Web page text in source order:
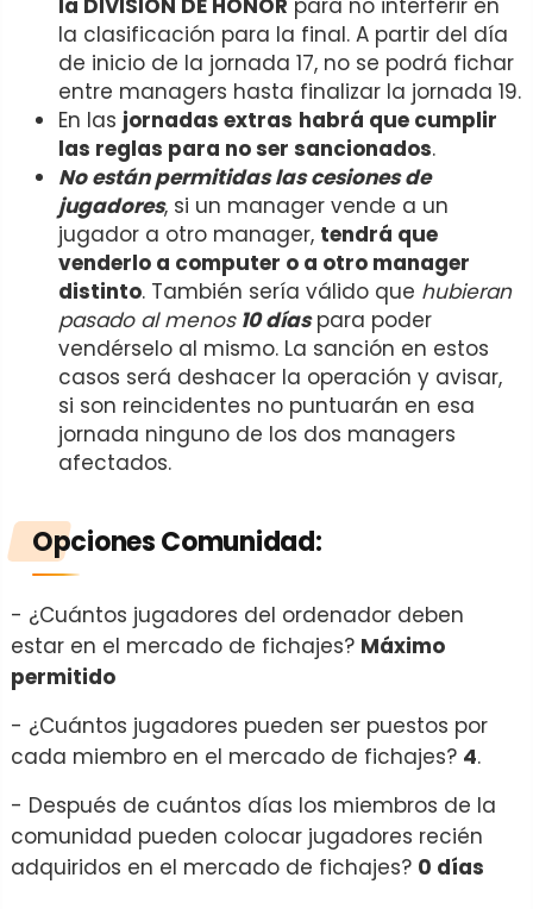
la clasificación para la final. A partir del día
de inicio de la jornada 17, no se podrá fichar
entre managers hasta finalizar la jornada 19.
En las jornadas extras habrá que cumplir
las reglas para no ser sancionados.
No están permitidas las cesiones de
jugadores, si un manager vende a un
jugador a otro manager, tendrá que
venderlo a computer o a otro manager
distinto. También sería válido que hubieran
pasado al menos10 díaspara poder
vendérselo al mismo. La sanción en estos
casos será deshacer la operación y avisar,
si son reincidentes no puntuarán en esa
jornada ninguno de los dos managers
afectados.
OpcionesComunidad:
- ¿Cuántos jugadores del ordenador deben
estar en el mercado de fichajes? Máximo
permitido
- ¿Cuántos jugadores pueden ser puestos por
cada miembro en el mercado de fichajes? 4.
- Después de cuántos días los miembros de la
comunidad pueden colocar jugadores recién
adquiridos en el mercado de fichajes? 0 días